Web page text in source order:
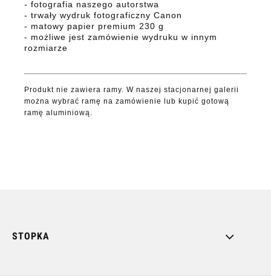
- fotografia naszego autorstwa
- trwały wydruk fotograficzny Canon
- matowy papier premium 230 g
- możliwe jest zamówienie wydruku w innym
rozmiarze
Produkt nie zawiera ramy. W naszej stacjonarnej galerii
można wybrać ramę na zamówienie lub kupić gotową
ramę aluminiową.
STOPKA